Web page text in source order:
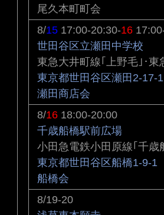
尾久本町町会
8/15 17:00-20:30-16
世田谷区立瀬田中学校
東急大井町線｢上野毛｣･東
東京都世田谷区瀬田2-17-1
瀬田商店会
8/16 18:00-20:00
千歳船橋駅前広場
小田急電鉄小田原線｢千歳
東京都世田谷区船橋1-9-1
船橋会
8/19-20